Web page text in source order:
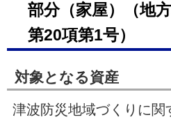
部分（家屋）（地
第20項第1号）
対象となる資産
津波防災地域づくりに関